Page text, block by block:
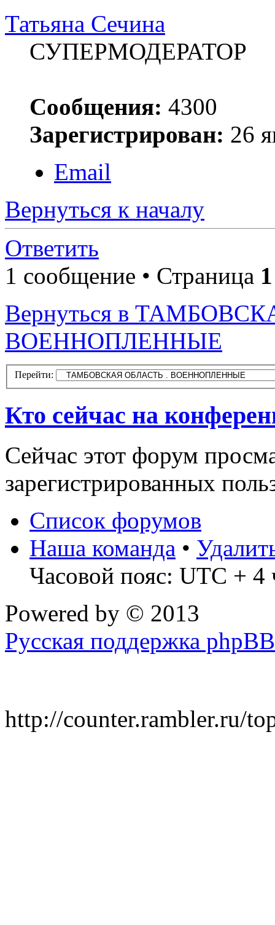
Татьяна Сечина
СУПЕРМОДЕРАТОР
Сообщения: 4300
Зарегистрирован: 26
Email
Вернуться к началу
Ответить
1 сообщение • Страница 1
Вернуться в
ВОЕННОПЛЕННЫЕ
Перейти:
Кто сейчас на
Сейчас этот форум
зарегистрированных
Список форумов
Наша команда •
Часовой пояс: UTC + 4
Powered by © 2013
Русская поддержка phpBB
http://counter.rambler.ru/